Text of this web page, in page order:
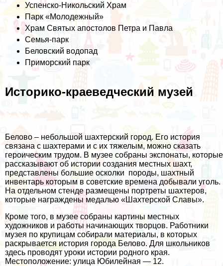
Успенско-Никольский Храм
Парк «Молодежный»
Храм Святых апостолов Петра и Павла
Семья-парк
Беловский водопад
Приморский парк
Историко-краеведческий музей
Белово – небольшой шахтерский город. Его история
связана с шахтерами и с их тяжелым, можно сказать
героическим трудом. В музее собраны экспонаты, которые
рассказывают об истории создания местных шахт,
представлены большие осколки породы, шахтный
инвентарь которым в советские времена добывали уголь.
На отдельном стенде размещены портреты шахтеров,
которые награждены медалью «Шахтерской Славы».
Кроме того, в музее собраны картины местных
художников и работы начинающих творцов. Работники
музея по крупицам собирали материалы, в которых
раскрывается история города Белово. Для школьников
здесь проводят уроки истории родного края.
Местоположение: улица Юбилейная — 12.